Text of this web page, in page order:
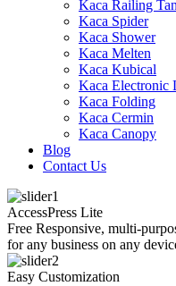
Kaca Railing
Kaca Spider
Kaca Shower
Kaca Melten
Kaca Kubical
Kaca Electronic
Kaca Folding
Kaca Cermin
Kaca Canopy
Blog
Contact Us
AccessPress Lite
Free Responsive, multi-
for any business on any
Easy Customization